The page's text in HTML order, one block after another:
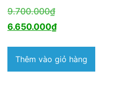
9.700.000₫Giá
gốc
9.700.000₫.
6.650.000₫Giá
tại
là:
Thêm vào giỏ hàng